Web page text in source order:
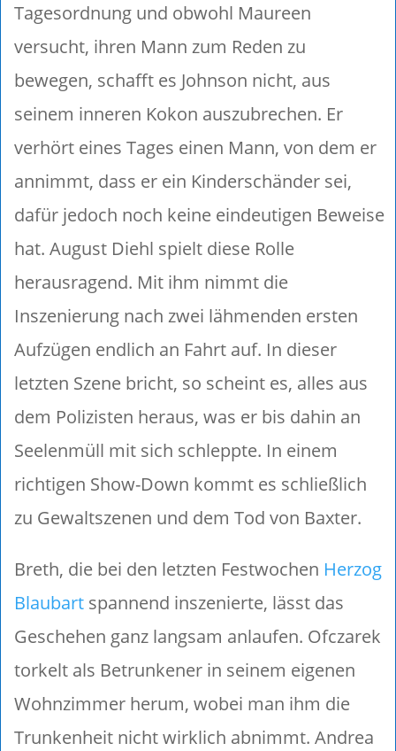
Tagesordnung und obwohl Maureen
versucht, ihren Mann zum Reden zu
bewegen, schafft es Johnson nicht, aus
seinem inneren Kokon auszubrechen. Er
verhört eines Tages einen Mann, von dem er
annimmt, dass er ein Kinderschänder sei,
dafür jedoch noch keine eindeutigen Beweise
hat. August Diehl spielt diese Rolle
herausragend. Mit ihm nimmt die
Inszenierung nach zwei lähmenden ersten
Aufzügen endlich an Fahrt auf. In dieser
letzten Szene bricht, so scheint es, alles aus
dem Polizisten heraus, was er bis dahin an
Seelenmüll mit sich schleppte. In einem
richtigen Show-Down kommt es schließlich
zu Gewaltszenen und dem Tod von Baxter.
Breth, die bei den letzten Festwochen Herzog
Blaubart spannend inszenierte, lässt das
Geschehen ganz langsam anlaufen. Ofczarek
torkelt als Betrunkener in seinem eigenen
Wohnzimmer herum, wobei man ihm die
Trunkenheit nicht wirklich abnimmt. Andrea